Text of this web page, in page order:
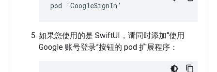
pod 'GoogleSignIn'
如果您使用的是 SwiftUI，请同时添加“使用
Google 账号登录”按钮的 pod 扩展程序：